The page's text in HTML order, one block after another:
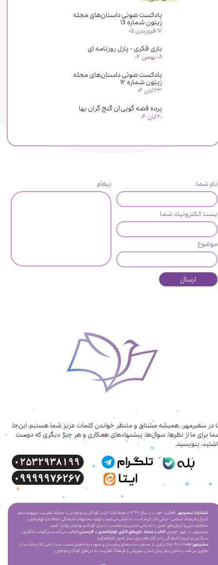
پادکست صوتی داستان‌های مجله
زیتون شماره ۱3
۱۷ فروردین ۰۵
بازی فکری - پازل روزنامه ای
۰۸ بهمن ۰۴
پادکست صوتی داستان‌های مجله
زیتون شماره ۱۲
۲۳ آبان ۰۴
پرده قصه گویی آن گنج گران بها
۲۰ آبان ۰۴
نام شما
پست الكترونيك شما
موضوع
پیغام
ارسال
در سفیرمهر، همیشه مشتاق و منتظر خواندن کلمات عزیز شما هستیم. این‌جا،
برای ما از نظرها، سوال‌ها، پیشنهادهای همکاری‌ و هر چیز دیگری که دوست
بنویسید.
انتشارات سفیرمهر
فعالیت خود را از سال ۱۳۹۹ با هدف آشنا کردن کودکان و نوجوانان با معارف اهل‌بیت علیهم‌السلام،
تاریخ و فرهنگ اسلامی- ایرانی آغاز کرده است. ما تلاش می‌کنیم با تولید محصولات فرهنگی خلاقانه و الهام‌بخش،
مفاهیم دینی و ارزش‌های اصیل را به زبانی شیرین و متناسب با دنیای کودک و نوجوان روایت کنیم.
سفیرمهر در چهار حوزه‌یکتابومجله،بازی‌های فکری،لوازم‌التحریر وکاردستیفعالیت می‌کند و می‌کوشد یادگیری،
سرگرمی و تربیت فرهنگی را در کنار هم برای نسل امروز فراهم آورد.
سفیرمهر
[saˈfiːr ɛˈmeɦr] ترکیبی از «سفیر» به معنای پیام‌رسان و «مهر» به معنای محبت است؛ نامی که رسالت ما را
یادآوری می‌کند: رساندن پیام زیبای ایمان، مهربانی و فرهنگ اهل‌بیت به دل‌های کودک و نوجوان.